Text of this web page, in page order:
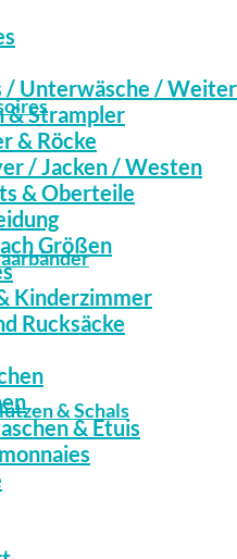
& Schals
/ Unterwäsche /
& Strampler
& Röcke
/ Jacken / Westen
& Oberteile
Größen
Kinderzimmer
Rucksäcke
& Etuis